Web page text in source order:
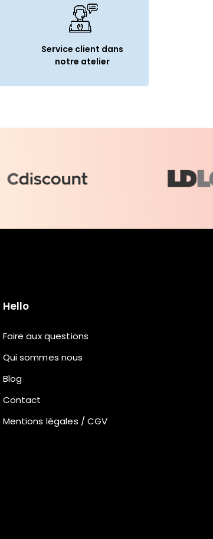
Service client dans
notre atelier
Hello
Foire aux questions
Qui sommes nous
Blog
Contact
Mentions légales / CGV